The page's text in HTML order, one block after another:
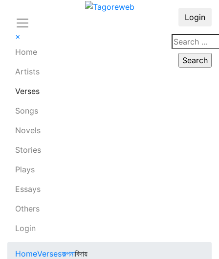
×
Home
Artists
Verses
Songs
Novels
Stories
Plays
Essays
Others
Login
Login
HomeVersesকল্পনাবিদায়